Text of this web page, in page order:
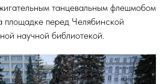
танцевальным флешмобом
площадке перед Челябинской
научной библиотекой.